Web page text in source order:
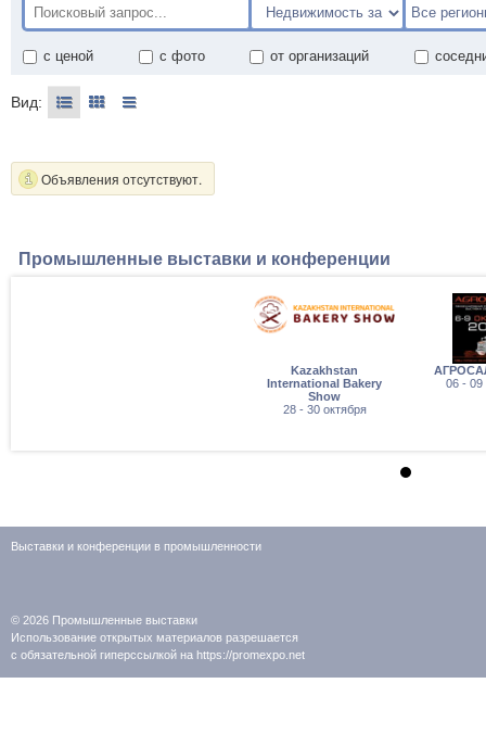
с ценой с фото от организаций
Вид:
Объявления отсутствуют.
Промышленные выставки и конференции
Kazakhstan
International Bakery
Show
28 - 30 октября
06 - 09
Выставки и конференции в промышленности
© 2026 Промышленные выставки
Использование открытых материалов разрешается
с обязательной гиперссылкой на https://promexpo.net